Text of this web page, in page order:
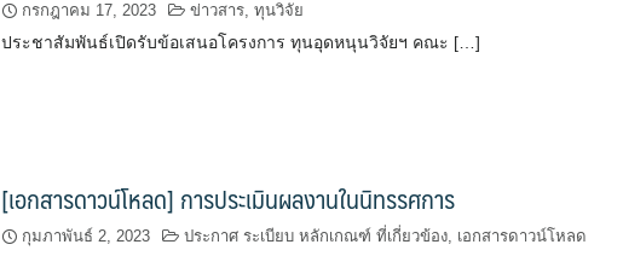
กรกฎาคม 17, 2023 ข่าวสาร,ทุนวิจัย
ประชาสัมพันธ์เปิดรับข้อเสนอโครงการ ทุนอุดหนุนวิจัยฯ คณะ […]
[เอกสารดาวน์โหลด] การประเมินผลงานในนิทรรศการ
กุมภาพันธ์ 2, 2023 ประกาศ ระเบียบ หลักเกณฑ์ ที่เกี่ยวข้อง เอกสารดาวน์โหลด